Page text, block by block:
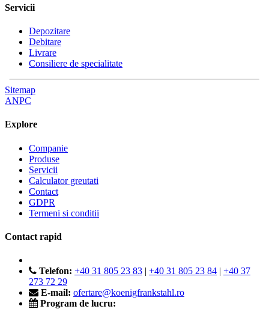
Servicii
Depozitare
Debitare
Livrare
Consiliere de specialitate
Sitemap
ANPC
Explore
Companie
Produse
Servicii
Calculator greutati
Contact
GDPR
Termeni si conditii
Contact rapid
Telefon: +40 31 805 23 83 | +40 31 805 23 84 | +40 37
273 72 29
E-mail: ofertare@koenigfrankstahl.ro
Program de lucru: